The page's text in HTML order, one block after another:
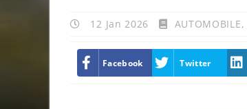
12 Jan 2026 AUTOMOBILE,
Facebook Twitter